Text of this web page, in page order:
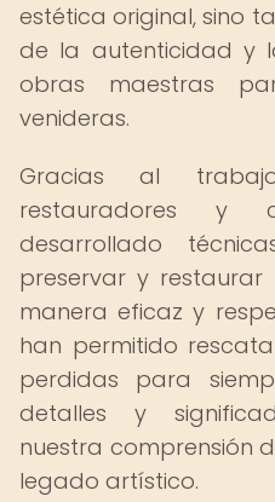
estética original, sino
de la autenticidad y
obras maestras
venideras.
Gracias al
restauradores y
desarrollado
preservar y
manera eficaz y
han permitido
perdidas para
detalles y
nuestra comprensión
legado artístico.